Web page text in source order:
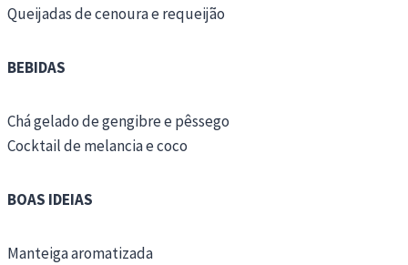
Queijadas de cenoura e requeijão
BEBIDAS
Chá gelado de gengibre e pêssego
Cocktail de melancia e coco
BOAS IDEIAS
Manteiga aromatizada